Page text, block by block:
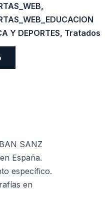
,
Y DEPORTES, Tratados
SANZ
España.
específico.
en